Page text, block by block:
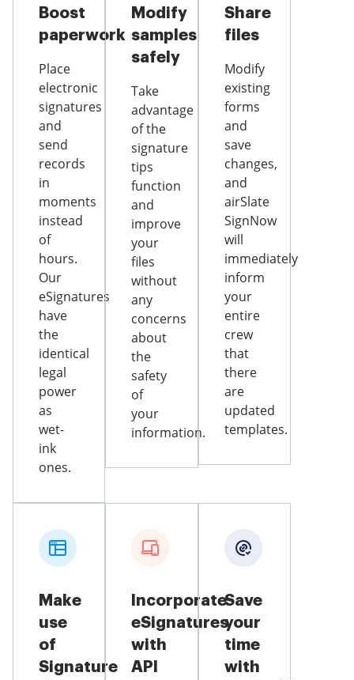
Boost
paperwork
Place
electronic
signatures
and
send
records
in
moments
instead
of
hours.
Our
eSignatures
have
the
identical
legal
power
as
wet-
ink
ones.
Modify
samples
safely
Take
advantage
of the
signature
tips
function
and
improve
your
files
without
any
concerns
about
the
safety
of
your
information.
Share
files
Modify
existing
forms
and
save
changes,
and
airSlate
SignNow
will
immediately
inform
your
entire
crew
that
there
are
updated
templates.
Make
use
of
Signature
Incorporate
eSignatures
with
API
Save
your
time
with